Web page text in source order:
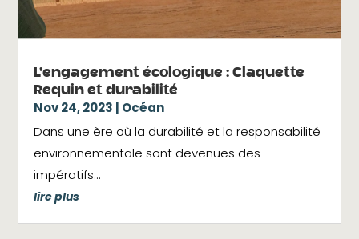
L’engagement écologique : Claquette
Requin et durabilité
Nov 24, 2023
Océan
Dans une ère où la durabilité et la responsabilité
environnementale sont devenues des
impératifs...
lire plus